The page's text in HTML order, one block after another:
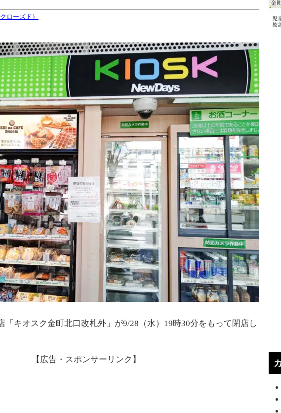
ローズド）
「キオスク金町北口改札外」が9/28（水）19時30分をもって閉店し
【広告・スポンサーリンク】